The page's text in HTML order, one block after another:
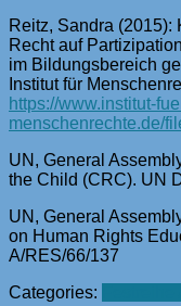
Reitz, Sandra
Recht auf
im Bildungsbereich
Institut für
https://www.institut-
menschenrechte.de/
UN, General
the Child (CRC). UN
UN, General
on Human Rights
A/RES/66/137
Categories: